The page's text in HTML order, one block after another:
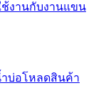
ช้งานกับงานแขน
ำบ่อโหลดสินค้า